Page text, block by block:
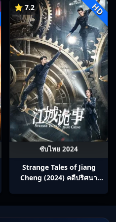
⭐ 7.2 HD
ซับไทย 2024
Strange Tales of Jiang
Cheng (2024) คดีปริศนา